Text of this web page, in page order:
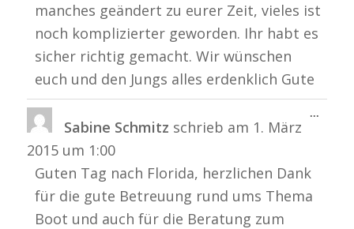
manches geändert zu eurer Zeit, vieles ist
noch komplizierter geworden. Ihr habt es
sicher richtig gemacht. Wir wünschen
euch und den Jungs alles erdenklich Gute
Sabine Schmitz schrieb am 1. März
2015 um 1:00
Guten Tag nach Florida, herzlichen Dank
für die gute Betreuung rund ums Thema
Boot und auch für die Beratung zum
...